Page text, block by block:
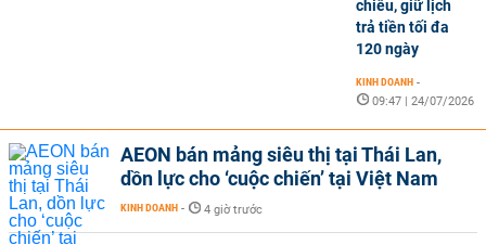
chiều, giữ lịch
trả tiền tối đa
120 ngày
KINH DOANH -
09:47 | 24/07/2026
AEON bán mảng siêu thị tại Thái Lan,
dồn lực cho ‘cuộc chiến’ tại Việt Nam
KINH DOANH - 4 giờ trước